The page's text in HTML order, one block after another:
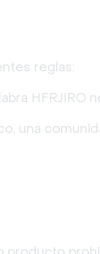
reglas:
HFRJIRO
una